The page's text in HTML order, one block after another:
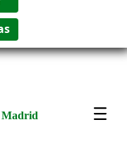
Madrid